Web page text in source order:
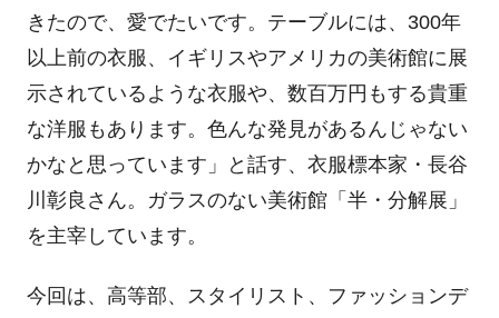
きたので、愛でたいです。テーブルには、 300年
以上前の衣服、イギリスやアメリカの美術館に展
示されているような衣服や、数百万円もする貴重
な洋服もあります。色んな発見があるんじゃない
かなと思っています」と話す、衣服標本家・長谷
川彰良さん。ガラスのない美術館「半・分解展」
を主宰しています。
今回は、高等部、スタイリスト、ファッションデ